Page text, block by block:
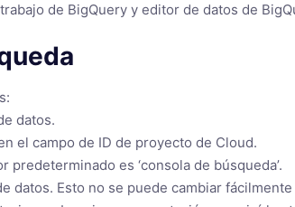
de BigQuery y editor de datos de
datos.
el campo de ID de proyecto de Cloud.
es ‘consola de búsqueda’.
datos. Esto no se puede cambiar fácilmente